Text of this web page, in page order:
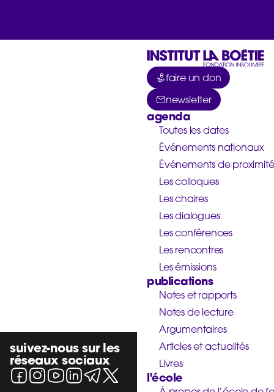
suivez-nous sur les
réseaux sociaux
faire un don
newsletter
agenda
Toutes les dates
Événements nationaux
Événements de proximité
Les colloques
Les chaires
Les dialogues
Les conférences
Les rencontres
Les émissions
publications
Notes et rapports
Notes de lecture
Argumentaires
Articles et actualités
Livres
l'école